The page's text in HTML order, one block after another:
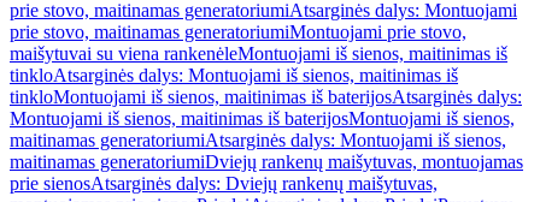
prie stovo, maitinamas generatoriumiAtsarginės dalys: Montuojami
prie stovo, maitinamas generatoriumiMontuojami prie stovo,
maišytuvai su viena rankenėleMontuojami iš sienos, maitinimas iš
tinkloAtsarginės dalys: Montuojami iš sienos, maitinimas iš
tinkloMontuojami iš sienos, maitinimas iš baterijosAtsarginės dalys:
Montuojami iš sienos, maitinimas iš baterijosMontuojami iš sienos,
maitinamas generatoriumiAtsarginės dalys: Montuojami iš sienos,
maitinamas generatoriumiDviejų rankenų maišytuvas, montuojamas
prie sienosAtsarginės dalys: Dviejų rankenų maišytuvas,